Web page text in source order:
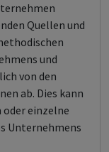
Quellen und
und
von den
ab. Dies kann
oder einzelne
Unternehmens